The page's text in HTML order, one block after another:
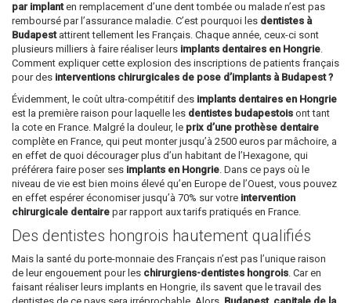
par implanten remplacement d’une dent tombée ou malade n’est pas
remboursé par l’assurance maladie. C’est pourquoi les dentistes à
Budapestattirent tellement les Français. Chaque année, ceux-ci sont
plusieurs milliers à faire réaliser leurs implants dentaires en Hongrie.
Comment expliquer cette explosion des inscriptions de patients français
pour des interventions chirurgicales de pose d’implants à Budapest ?
Évidemment, le coût ultra-compétitif des implants dentaires en Hongrie
est la première raison pour laquelle les dentistes budapestois ont tant
la cote en France. Malgré la douleur, le prix d’une prothèse dentaire
complète en France, qui peut monter jusqu’à 2500 euros par mâchoire, a
en effet de quoi décourager plus d’un habitant de l’Hexagone, qui
préférera faire poser ses implants en Hongrie. Dans ce pays où le
niveau de vie est bien moins élevé qu’en Europe de l’Ouest, vous pouvez
en effet espérer économiser jusqu’à 70% sur votre intervention
chirurgicale dentaire par rapport aux tarifs pratiqués en France.
Des dentistes hongrois hautement qualifiés
Mais la santé du porte-monnaie des Français n’est pas l’unique raison
de leur engouement pour les chirurgiens-dentistes hongrois. Car en
faisant réaliser leurs implants en Hongrie, ils savent que le travail des